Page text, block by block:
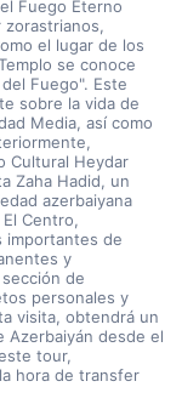
Fuego Eterno
zorastrianos,
el lugar de los
se conoce
Fuego". Este
sobre la vida de
Media, así como
Cultural Heydar
Zaha Hadid, un
azerbaiyana
Centro,
importantes de
y
de
personales y
visita, obtendrá un
Azerbaiyán desde el
tour,
hora de transfer